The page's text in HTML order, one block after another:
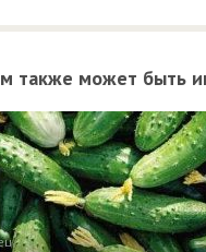
также может быть